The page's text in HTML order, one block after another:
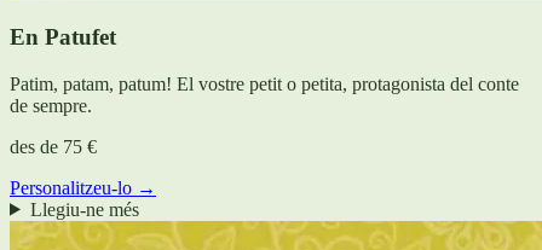
En Patufet
Patim, patam, patum! El vostre petit o petita, protagonista del conte
de sempre.
des de 75 €
Personalitzeu-lo →
Llegiu-ne més